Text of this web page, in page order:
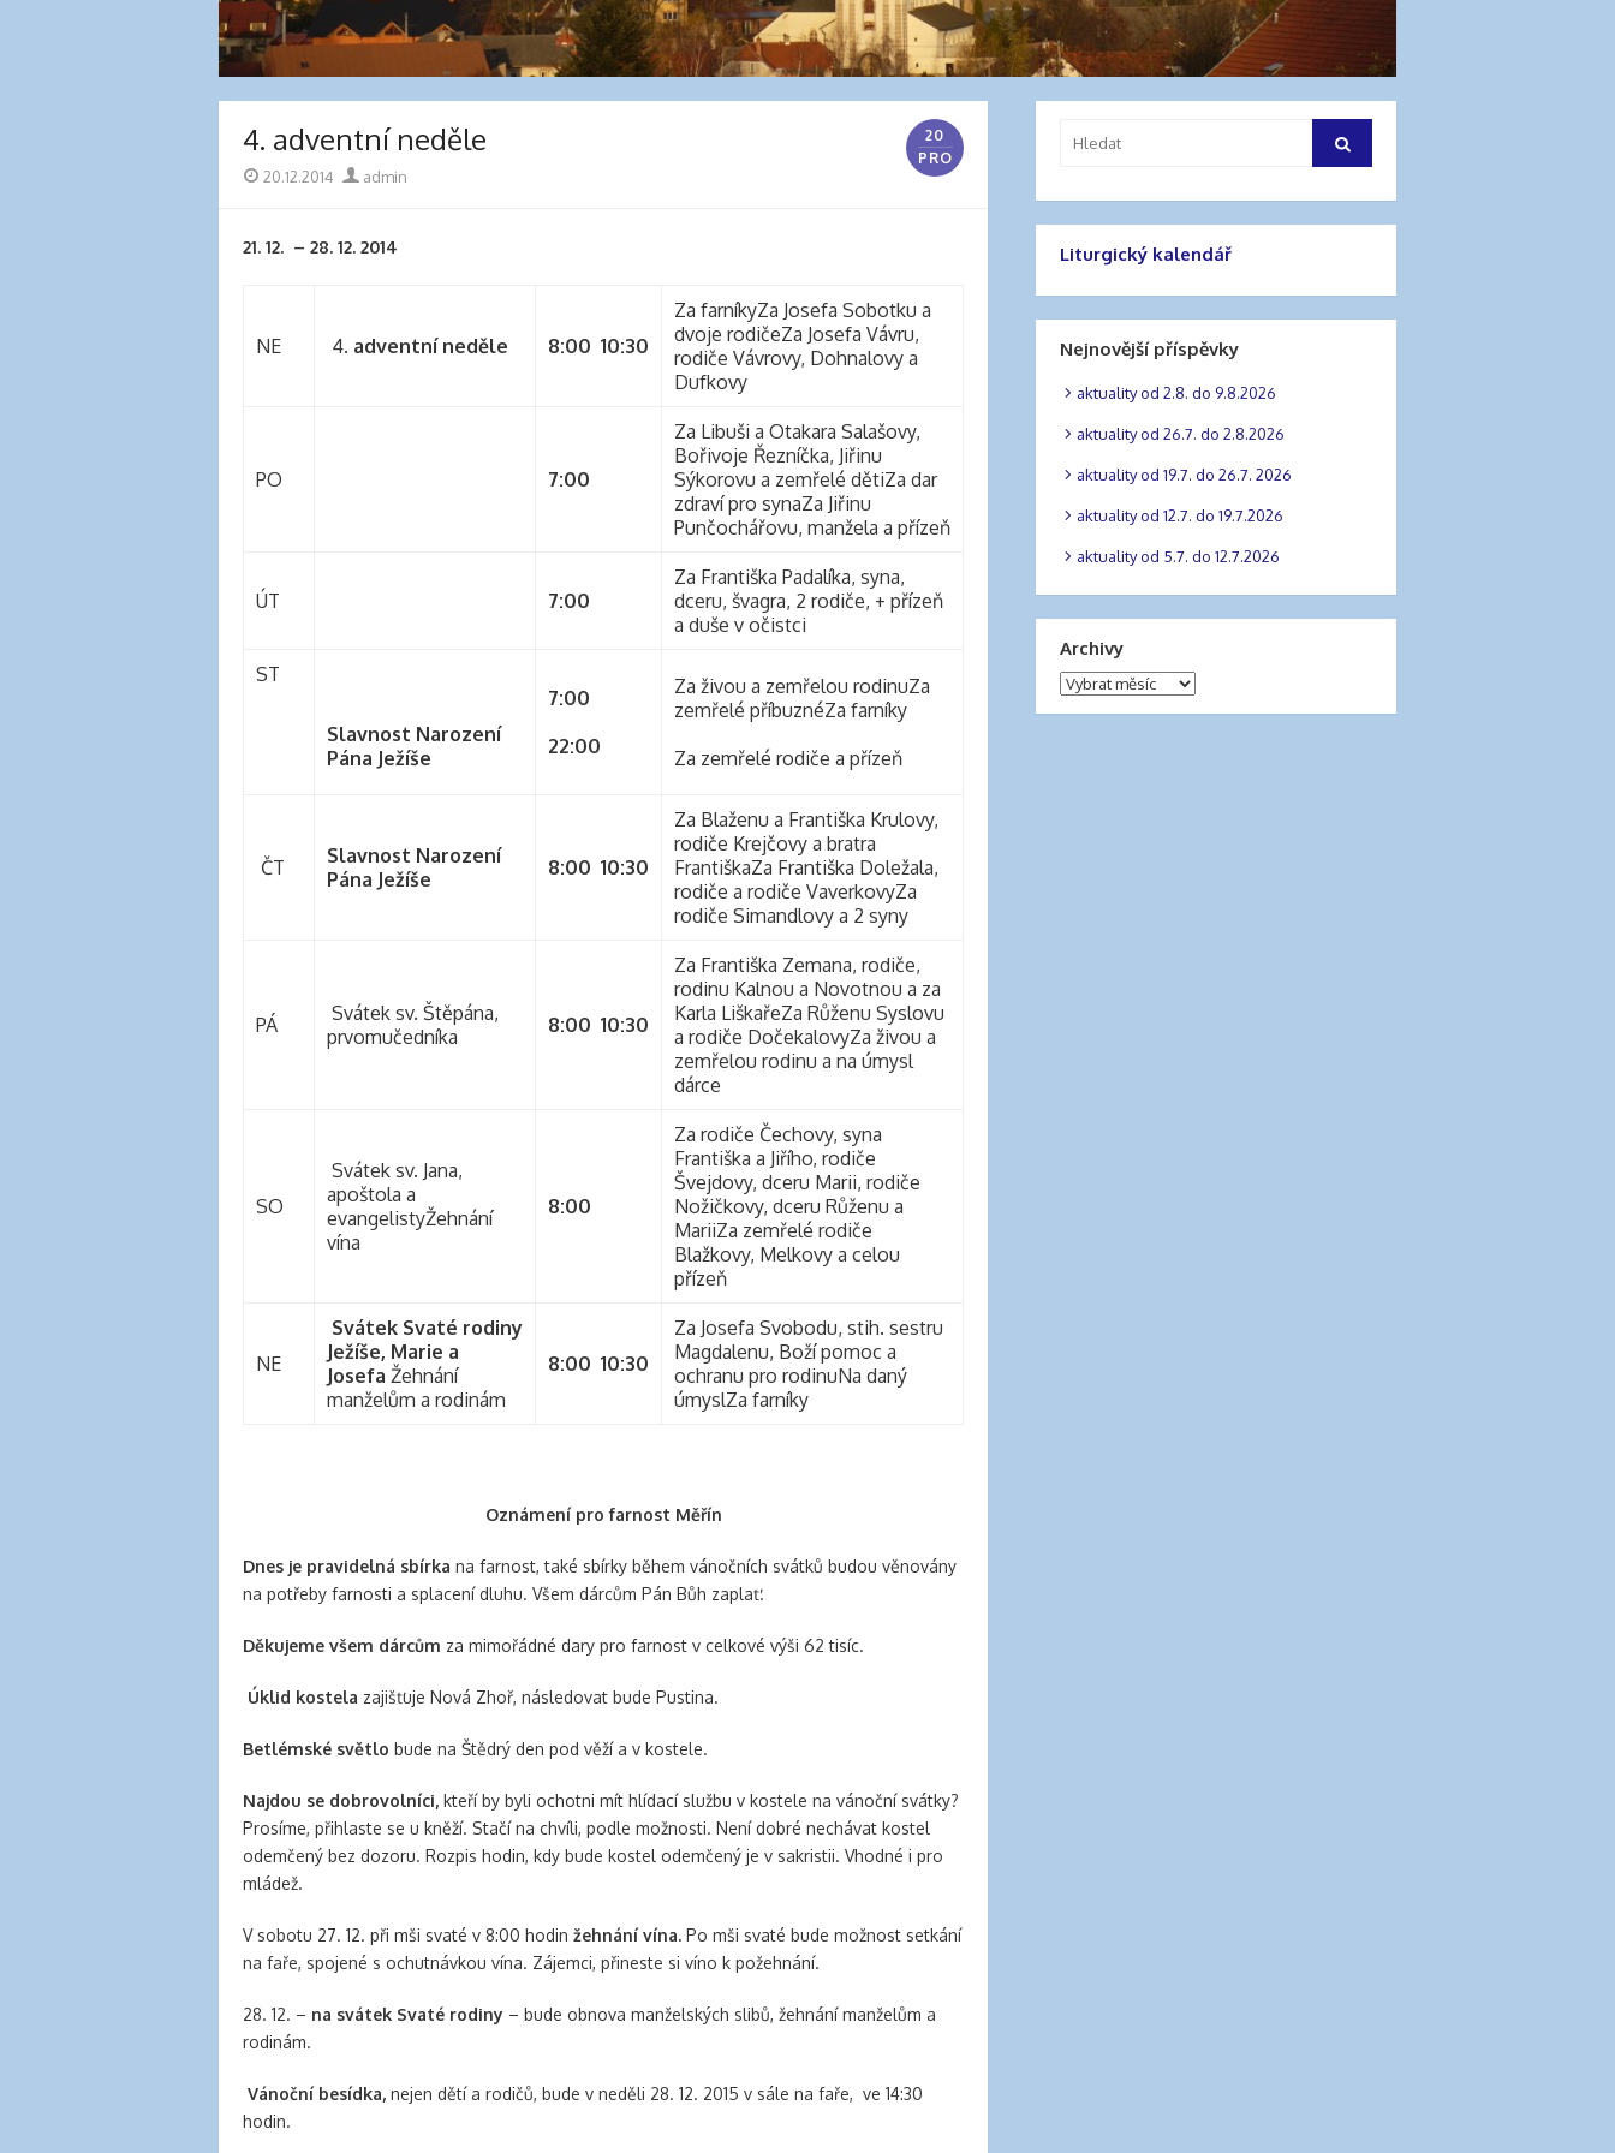
4. adventní neděle
20
PRO
Publikováno
20.12.2014 Autoradmin
21. 12. – 28. 12. 2014
NE 4. adventní neděle 8:00 10:30
Za farníkyZa Josefa Sobotku a
dvoje rodičeZa Josefa Vávru,
rodiče Vávrovy, Dohnalovy a
Dufkovy
PO 7:00
Za Libuši a Otakara Salašovy,
Bořivoje Řezníčka, Jiřinu
Sýkorovu a zemřelé dětiZa dar
zdraví pro synaZa Jiřinu
Punčochářovu, manžela a přízeň
ÚT 7:00
Za Františka Padalíka, syna,
dceru, švagra, 2 rodiče, + přízeň
a duše v očistci
ST
Slavnost Narození
Pána Ježíše
7:00
22:00
Za živou a zemřelou rodinuZa
zemřelé příbuznéZa farníky
Za zemřelé rodiče a přízeň
ČT
Slavnost Narození
Pána Ježíše
8:00 10:30
Za Blaženu a Františka Krulovy,
rodiče Krejčovy a bratra
FrantiškaZa Františka Doležala,
rodiče a rodiče VaverkovyZa
rodiče Simandlovy a 2 syny
PÁ
Svátek sv. Štěpána,
prvomučedníka
8:00 10:30
Za Františka Zemana, rodiče,
rodinu Kalnou a Novotnou a za
Karla LiškařeZa Růženu Syslovu
a rodiče DočekalovyZa živou a
zemřelou rodinu a na úmysl
dárce
SO
Svátek sv. Jana,
apoštola a
evangelistyŽehnání
vína
8:00
Za rodiče Čechovy, syna
Františka a Jiřího, rodiče
Švejdovy, dceru Marii, rodiče
Nožičkovy, dceru Růženu a
MariiZa zemřelé rodiče
Blažkovy, Melkovy a celou
přízeň
NE
Svátek Svaté rodiny
Ježíše, Marie a
Josefa Žehnání
manželům a rodinám
8:00 10:30
Za Josefa Svobodu, stih. sestru
Magdalenu, Boží pomoc a
ochranu pro rodinuNa daný
úmyslZa farníky
Oznámení pro farnost Měřín
Dnes je pravidelná sbírka na farnost, také sbírky během vánočních svátků budou věnovány
na potřeby farnosti a splacení dluhu. Všem dárcům Pán Bůh zaplať.
Děkujeme všem dárcům za mimořádné dary pro farnost v celkové výši 62 tisíc.
Úklid kostela zajišťuje Nová Zhoř, následovat bude Pustina.
Betlémské světlo bude na Štědrý den pod věží a v kostele.
Najdou se dobrovolníci, kteří by byli ochotni mít hlídací službu v kostele na vánoční svátky?
Prosíme, přihlaste se u kněží. Stačí na chvíli, podle možnosti. Není dobré nechávat kostel
odemčený bez dozoru. Rozpis hodin, kdy bude kostel odemčený je v sakristii. Vhodné i pro
mládež.
V sobotu 27. 12. při mši svaté v 8:00 hodin žehnání vína. Po mši svaté bude možnost setkání
na faře, spojené s ochutnávkou vína. Zájemci, přineste si víno k požehnání.
28. 12. – na svátek Svaté rodiny – bude obnova manželských slibů, žehnání manželům a
rodinám.
Vánoční besídka, nejen dětí a rodičů, bude v neděli 28. 12. 2015 v sále na faře, ve 14:30
hodin.
Hledat
Liturgický kalendář
Nejnovější příspěvky
aktuality od 2.8. do 9.8.2026
aktuality od 26.7. do 2.8.2026
aktuality od 19.7. do 26.7. 2026
aktuality od 12.7. do 19.7.2026
aktuality od 5.7. do 12.7.2026
Archivy
Archivy